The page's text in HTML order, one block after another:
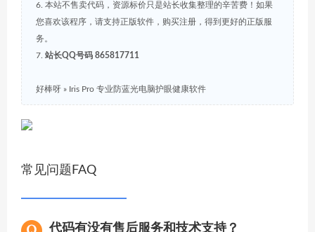
6. 本站不售卖代码，资源标价只是站长收集整理的辛苦费！如果
您喜欢该程序，请支持正版软件，购买注册，得到更好的正版服
务。
7. 站长QQ号码 865817711
好棒呀 » Iris Pro 专业防蓝光电脑护眼健康软件
常见问题FAQ
代码有没有售后服务和技术支持？